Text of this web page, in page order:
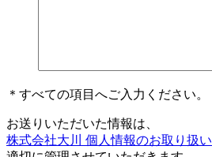
＊すべての項目へご入力ください。
お送りいただいた情報は、
株式会社大川 個人情報のお取り扱い